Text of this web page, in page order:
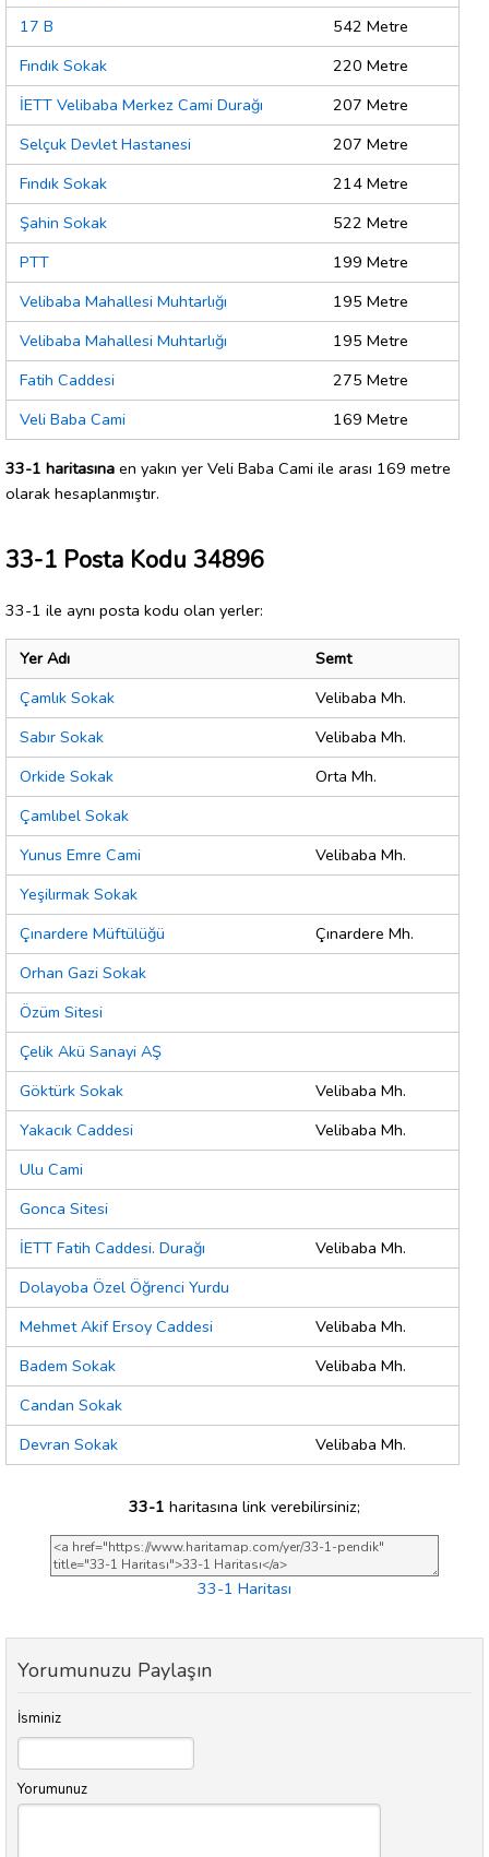
17 B
542 Metre
Fındık Sokak
220 Metre
İETT Velibaba Merkez Cami Durağı
207 Metre
Selçuk Devlet Hastanesi
207 Metre
Fındık Sokak
214 Metre
Şahin Sokak
522 Metre
PTT
199 Metre
Velibaba Mahallesi Muhtarlığı
195 Metre
Velibaba Mahallesi Muhtarlığı
195 Metre
Fatih Caddesi
275 Metre
Veli Baba Cami
169 Metre
33-1 haritasına en yakın yer Veli Baba Cami ile arası 169 metre
olarak hesaplanmıştır.
33-1 Posta Kodu 34896
33-1 ile aynı posta kodu olan yerler:
Yer Adı
Semt
Çamlık Sokak
Velibaba Mh.
Sabır Sokak
Velibaba Mh.
Orkide Sokak
Orta Mh.
Çamlıbel Sokak
Yunus Emre Cami
Velibaba Mh.
Yeşilırmak Sokak
Çınardere Müftülüğü
Çınardere Mh.
Orhan Gazi Sokak
Özüm Sitesi
Çelik Akü Sanayi AŞ
Göktürk Sokak
Velibaba Mh.
Yakacık Caddesi
Velibaba Mh.
Ulu Cami
Gonca Sitesi
İETT Fatih Caddesi. Durağı
Velibaba Mh.
Dolayoba Özel Öğrenci Yurdu
Mehmet Akif Ersoy Caddesi
Velibaba Mh.
Badem Sokak
Velibaba Mh.
Candan Sokak
Devran Sokak
Velibaba Mh.
33-1 haritasına link verebilirsiniz;
33-1 Haritası
Yorumunuzu Paylaşın
İsminiz
Yorumunuz